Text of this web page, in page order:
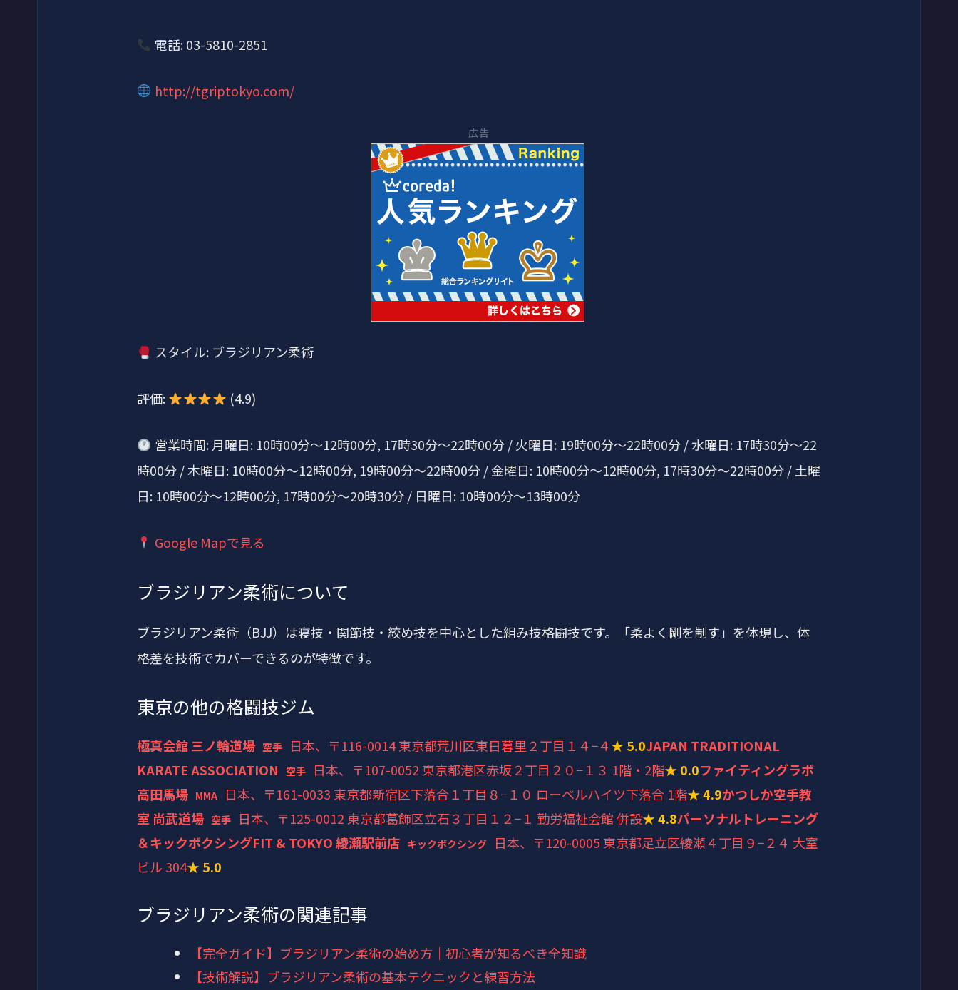
電話: 03-5810-2851
http://tgriptokyo.com/
広告
スタイル: ブラジリアン柔術
評価: (4.9)
営業時間: 月曜日: 10時00分～12時00分, 17時30分～22時00分 / 火曜日: 19時00分～22時00分 / 水曜日: 17時30分～22
時00分 / 木曜日: 10時00分～12時00分, 19時00分～22時00分 / 金曜日: 10時00分～12時00分, 17時30分～22時00分 / 土曜
日: 10時00分～12時00分, 17時00分～20時30分 / 日曜日: 10時00分～13時00分
Google Mapで見る
ブラジリアン柔術について
ブラジリアン柔術（BJJ）は寝技・関節技・絞め技を中心とした組み技格闘技です。「柔よく剛を制す」を体現し、体
格差を技術でカバーできるのが特徴です。
東京の他の格闘技ジム
極真会館 三ノ輪道場 空手 日本、〒116-0014 東京都荒川区東日暮里２丁目１４−４★ 5.0JAPAN TRADITIONAL
KARATE ASSOCIATION 空手 日本、〒107-0052 東京都港区赤坂２丁目２０−１３ 1階・2階★ 0.0ファイティングラボ
高田馬場 MMA 日本、〒161-0033 東京都新宿区下落合１丁目８−１０ ローベルハイツ下落合 1階★ 4.9かつしか空手教
室 尚武道場 空手 日本、〒125-0012 東京都葛飾区立石３丁目１２−１ 勤労福祉会館 併設★ 4.8パーソナルトレーニング
＆キックボクシングFIT & TOKYO 綾瀬駅前店 キックボクシング
日本、〒120-0005 東京都足立区綾瀬４丁目９−２４ 大室
ビル 304★ 5.0
ブラジリアン柔術の関連記事
【完全ガイド】ブラジリアン柔術の始め方｜初心者が知るべき全知識
【技術解説】ブラジリアン柔術の基本テクニックと練習方法